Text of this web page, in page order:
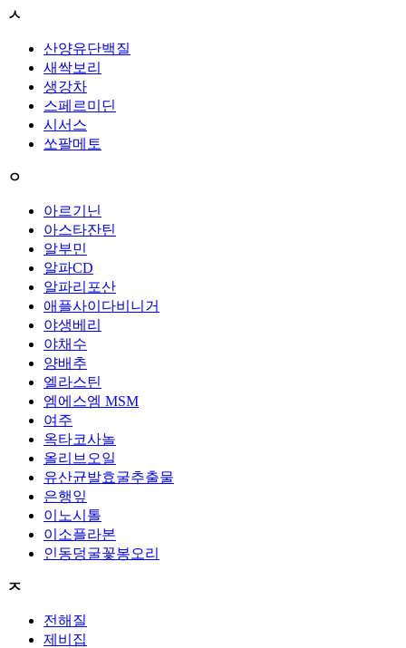
ㅅ
산양유단백질
새싹보리
생강차
스페르미딘
시서스
쏘팔메토
ㅇ
아르기닌
아스타잔틴
알부민
알파CD
알파리포산
애플사이다비니거
야생베리
야채수
양배추
엘라스틴
엠에스엠 MSM
여주
옥타코사놀
올리브오일
유산균발효굴추출물
은행잎
이노시톨
이소플라본
인동덩굴꽃봉오리
ㅈ
전해질
제비집